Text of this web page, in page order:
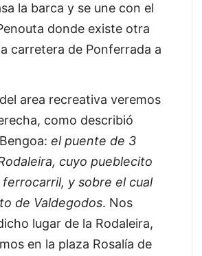
la barca y se une con el
donde existe otra
carretera de Ponferrada a
area recreativa veremos
como describió
el puente de 3
cuyo pueblecito
y sobre el cual
de Valdegodos. Nos
lugar de la Rodaleira,
en la plaza Rosalía de